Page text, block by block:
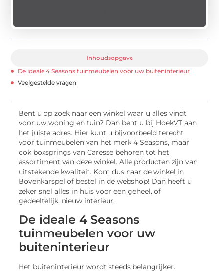
Inhoudsopgave
De ideale 4 Seasons tuinmeubelen voor uw buiteninterieur
Veelgestelde vragen
Bent u op zoek naar een winkel waar u alles vindt
voor uw woning en tuin? Dan bent u bij HoekVT aan
het juiste adres. Hier kunt u bijvoorbeeld terecht
voor tuinmeubelen van het merk 4 Seasons, maar
ook boxsprings van Caresse behoren tot het
assortiment van deze winkel. Alle producten zijn van
uitstekende kwaliteit. Kom dus naar de winkel in
Bovenkarspel of bestel in de webshop! Dan heeft u
zeker snel alles in huis voor een geheel, of
gedeeltelijk, nieuw interieur.
De ideale 4 Seasons
tuinmeubelen voor uw
buiteninterieur
Het buiteninterieur wordt steeds belangrijker.